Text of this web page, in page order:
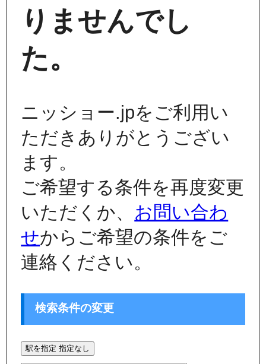
りませんでし
た。
ニッショー.jpをご利用い
ただきありがとうござい
ます。
ご希望する条件を再度変更
いただくか、 お問い合わ
せからご希望の条件をご
連絡ください。
検索条件の変更
駅を指定 指定なし